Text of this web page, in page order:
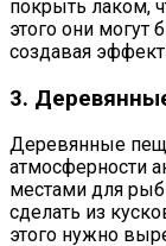
покрыть лаком,
этого они могут
создавая
3.
Деревянные
атмосферности
местами для
сделать из
этого нужно